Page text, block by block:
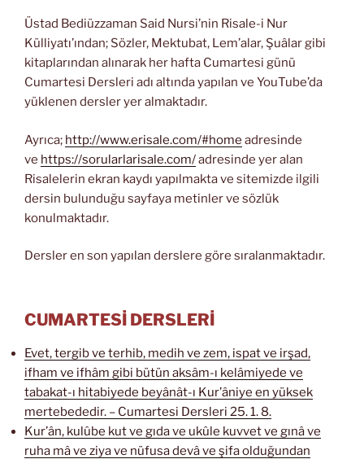
Üstad Bediüzzaman Said Nursi’nin Risale-i Nur
Külliyatı’ından; Sözler, Mektubat, Lem’alar, Şuâlar gibi
kitaplarından alınarak her hafta Cumartesi günü
Cumartesi Dersleri adı altında yapılan ve YouTube’da
yüklenen dersler yer almaktadır.
Ayrıca; http://www.erisale.com/#home adresinde
ve https://sorularlarisale.com/adresinde yer alan
Risalelerin ekran kaydı yapılmakta ve sitemizde ilgili
dersin bulunduğu sayfaya metinler ve sözlük
konulmaktadır.
Dersler en son yapılan derslere göre sıralanmaktadır.
CUMARTESİ DERSLERİ
Evet, tergib ve terhib, medih ve zem, ispat ve irşad,
ifham ve ifhâm gibi bütün aksâm-ı kelâmiyede ve
tabakat-ı hitabiyede beyânât-ı Kur’âniye en yüksek
mertebededir. – Cumartesi Dersleri 25. 1. 8.
Kur’ân, kulûbe kut ve gıda ve ukûle kuvvet ve gınâ ve
ruha mâ ve ziya ve nüfusa devâ ve şifa olduğundan